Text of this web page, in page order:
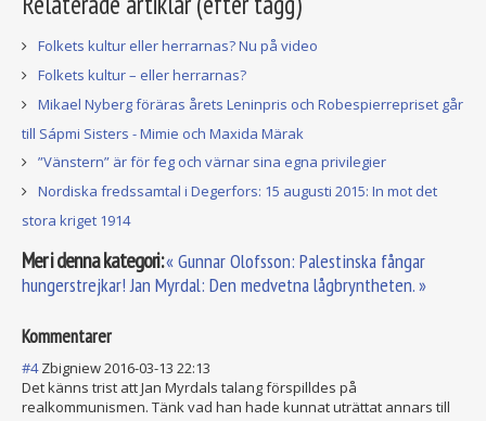
Folkets kultur eller herrarnas? Nu på video
Folkets kultur – eller herrarnas?
Mikael Nyberg föräras årets Leninpris och Robespierrepriset går
till Sápmi Sisters - Mimie och Maxida Märak
”Vänstern” är för feg och värnar sina egna privilegier
Nordiska fredssamtal i Degerfors: 15 augusti 2015: In mot det
stora kriget 1914
Mer i denna kategori:« Gunnar Olofsson: Palestinska fångar
hungerstrejkar!Jan Myrdal: Den medvetna lågbryntheten. »
Kommentarer
#4 Zbigniew2016-03-13 22:13
Det känns trist att Jan Myrdals talang förspilldes på
realkommunismen. Tänk vad han hade kunnat uträttat annars till